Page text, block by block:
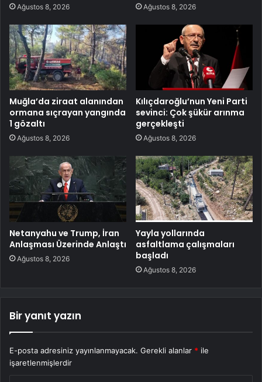
Ağustos 8, 2026 Ağustos 8, 2026
Muğla’da ziraat alanından
ormana sıçrayan yangında
1 gözaltı
Ağustos 8, 2026
Kılıçdaroğlu’nun Yeni Parti
sevinci: Çok şükür arınma
gerçekleşti
Ağustos 8, 2026
Netanyahu ve Trump, İran
Anlaşması Üzerinde Anlaştı
Ağustos 8, 2026
Yayla yollarında
asfaltlama çalışmaları
başladı
Ağustos 8, 2026
Bir yanıt yazın
E-posta adresiniz yayınlanmayacak. Gerekli alanlar * ile
işaretlenmişlerdir